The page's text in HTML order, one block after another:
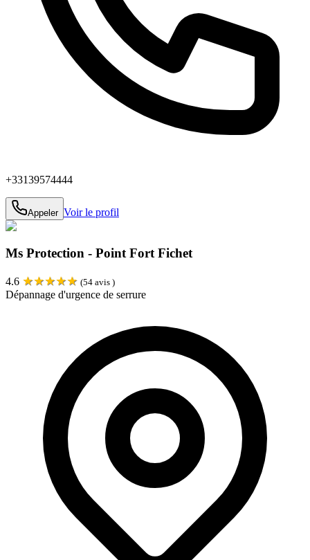
+33139574444
Appeler Voir le profil
Ms Protection - Point Fort Fichet
4.6 ★★★★★ (54 avis )
Dépannage d'urgence de serrure